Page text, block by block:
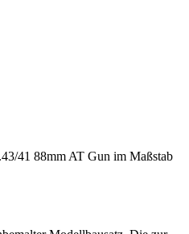
41 88mm AT Gun im Maßstab